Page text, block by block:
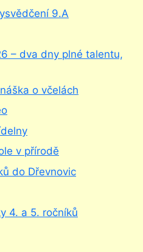
9.A
– dva dny plné talentu,
o včelách
v přírodě
do Dřevnovic
4. a 5. ročníků